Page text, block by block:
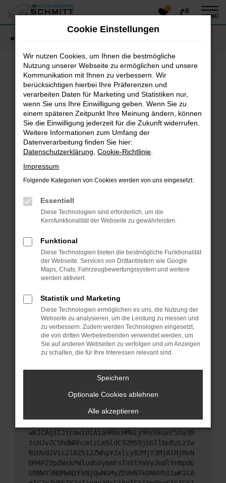
Zum
Hauptinhalt
0
MENÜ
Fehler: Network Error
Beim Laden ist ein Fehler aufgetreten.
Hier sind ein paar Tipps, die dir helfen können:
Überprüfe deine Firewall und deine
Internetverbindung.
Laden andere Webseiten, zum Beispiel deine
Suchmaschine?
Prüfe deine Browsererweiterungen.
das Laden bestimmter Seiten verhindern.
Funktioniert die Seite in einem anderen Browser
oder in einem privaten Fenster?
Das kann manchmal helfen, vorübergehende
Probleme zu beheben.
Stelle sicher, dass dein Browser und dein
Betriebssystem auf dem neuesten Stand sind.
Sicherheitsrisiko, sondern kann auch dazu führen,
dass bestimmte Funktionen nicht mehr
unterstützt werden.
Wende dich an den Webseitenbetreiber.
Wenn du alle oben genannten Schritte versucht
hast, kontaktiere uns bitte. Wir werden versuchen,
das Problem zu beheben. Du kannst uns diesen
Text schicken, um uns bei der Fehlersuche zu
unterstützen:
ewogICJuYW1lIjogIk5ldHdvcmtFcnJvciIsCiAgI
mNvbmZpZyI6IHsKICAgICJtZXRob2QiOiAiR0VUIi
wKICAgICJ1cmwiOiAiaHR0cHM6Ly9hcGkueC5ha3M
tcHJvZC5hdWRhcmlzLm5ldC92MS9jbGllbnRzLzIw
NzUvd2Vic2l0ZS12ZWhpY2xlcy82MjY3MjAlMjMxN
DM4P2ZpZWxkPWludGVybmFsTnVtYmVyJndlYnNpdG
U9NWY3NDMwNzFkNjQwNGMyZDVmNTk0NmVhIiwKICA
Cookie Einstellungen
Wir nutzen Cookies, um Ihnen die bestmögliche
Nutzung unserer Webseite zu ermöglichen und unsere
Kommunikation mit Ihnen zu verbessern. Wir
berücksichtigen hierbei Ihre Präferenzen und
verarbeiten Daten für Marketing und Statistiken nur,
wenn Sie uns Ihre Einwilligung geben. Wenn Sie zu
einem späteren Zeitpunkt Ihre Meinung ändern, können
Sie die Einwilligung jederzeit für die Zukunft widerrufen.
Weitere Informationen zum Umfang der
Datenverarbeitung finden Sie hier:
Datenschutzerklärung Cookie-Richtlinie
Impressum
Folgende Kategorien von Cookies werden von uns eingesetzt:
Essentiell
Diese Technologien sind erforderlich, um die
Kernfunktionalität der Webseite zu gewährleisten.
Funktional
Diese Technologien bieten die bestmögliche Funktionalität
der Webseite. Services von Drittanbietern wie Google
Maps, Chats, Fahrzeugbewertungssystem und weitere
werden aktiviert.
Statistik und Marketing
Diese Technologien ermöglichen es uns, die Nutzung der
Webseite zu analysieren, um die Leistung zu messen und
zu verbessern. Zudem werden Technologien eingesetzt,
die von dritten Werbetreibenden verwendet werden, um
Sie auf anderen Webseiten zu verfolgen und um Anzeigen
zu schalten, die für Ihre Interessen relevant sind.
Speichern
Optionale Cookies ablehnen
Alle akzeptieren